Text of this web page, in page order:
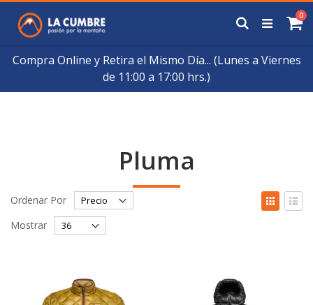
Compra Online y Retira el Mismo Día... (Lunes a Viernes
de 11:00 a 17:00 hrs.)
Contenido
0
Buscar
Pluma
Ordenar Por
Ver
como
Mostrar